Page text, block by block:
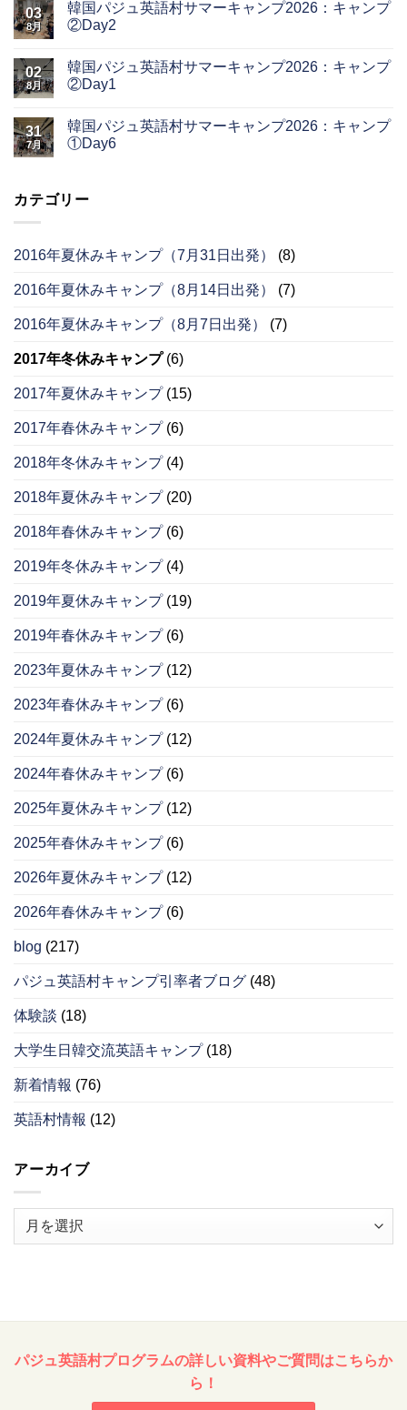
03
8月
韓国パジュ英語村サマーキャンプ2026：キャンプ
②Day2
02
8月
韓国パジュ英語村サマーキャンプ2026：キャンプ
②Day1
31
7月
韓国パジュ英語村サマーキャンプ2026：キャンプ
①Day6
カテゴリー
2016年夏休みキャンプ（7月31日出発） (8)
2016年夏休みキャンプ（8月14日出発） (7)
2016年夏休みキャンプ（8月7日出発） (7)
2017年冬休みキャンプ(6)
2017年夏休みキャンプ(15)
2017年春休みキャンプ(6)
2018年冬休みキャンプ(4)
2018年夏休みキャンプ(20)
2018年春休みキャンプ(6)
2019年冬休みキャンプ(4)
2019年夏休みキャンプ(19)
2019年春休みキャンプ(6)
2023年夏休みキャンプ(12)
2023年春休みキャンプ(6)
2024年夏休みキャンプ(12)
2024年春休みキャンプ(6)
2025年夏休みキャンプ(12)
2025年春休みキャンプ(6)
2026年夏休みキャンプ(12)
2026年春休みキャンプ(6)
blog (217)
パジュ英語村キャンプ引率者ブログ (48)
体験談 (18)
大学生日韓交流英語キャンプ(18)
新着情報 (76)
英語村情報 (12)
アーカイブ
パジュ英語村プログラムの詳しい資料やご質問はこちらか
ら！